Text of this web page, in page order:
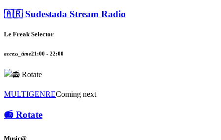
🇦🇷 Sudestada Stream Radio
Le Freak Selector
access_time21:00 - 22:00
MULTIGENREComing next
📻 Rotate
Music@